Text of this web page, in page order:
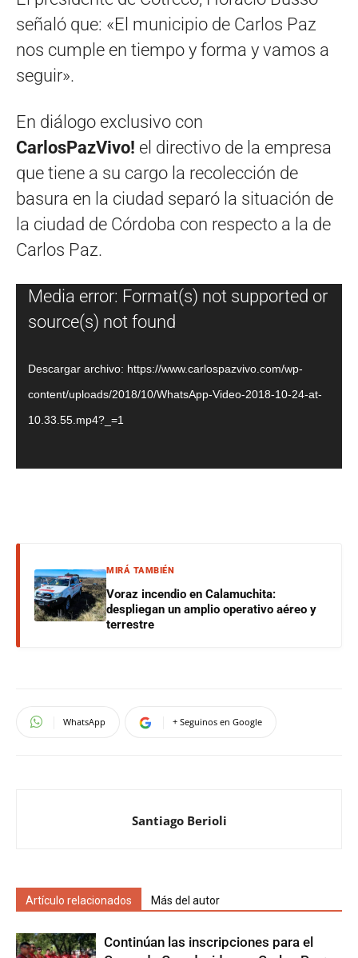
señaló que: «El municipio de Carlos Paz
nos cumple en tiempo y forma y vamos a
seguir».
En diálogo exclusivo con
CarlosPazVivo! el directivo de la empresa
que tiene a su cargo la recolección de
basura en la ciudad separó la situación de
la ciudad de Córdoba con respecto a la de
Carlos Paz.
Reproductor
de
Media error: Format(s) not supported or
source(s) not found
Descargar archivo: https://www.carlospazvivo.com/wp-
content/uploads/2018/10/WhatsApp-Video-2018-10-24-at-
10.33.55.mp4?_=1
MIRÁ TAMBIÉN
Voraz incendio en Calamuchita:
despliegan un amplio operativo aéreo y
terrestre
WhatsApp + Seguinos en Google
Santiago Berioli
Artículo relacionados Más del autor
Continúan las inscripciones para el